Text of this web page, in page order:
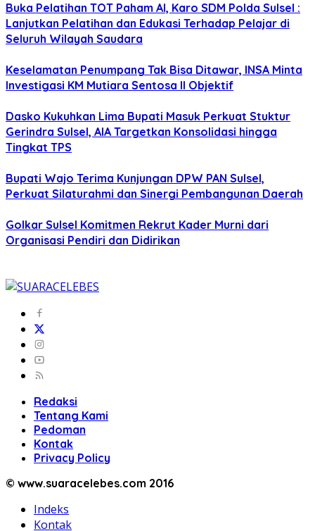
Buka Pelatihan TOT Paham AI, Karo SDM Polda Sulsel :
Lanjutkan Pelatihan dan Edukasi Terhadap Pelajar di
Seluruh Wilayah Saudara
Keselamatan Penumpang Tak Bisa Ditawar, INSA Minta
Investigasi KM Mutiara Sentosa II Objektif
Dasko Kukuhkan Lima Bupati Masuk Perkuat Stuktur
Gerindra Sulsel, AIA Targetkan Konsolidasi hingga
Tingkat TPS
Bupati Wajo Terima Kunjungan DPW PAN Sulsel,
Perkuat Silaturahmi dan Sinergi Pembangunan Daerah
Golkar Sulsel Komitmen Rekrut Kader Murni dari
Organisasi Pendiri dan Didirikan
Redaksi
Tentang Kami
Pedoman
Kontak
Privacy Policy
© www.suaracelebes.com 2016
Indeks
Kontak